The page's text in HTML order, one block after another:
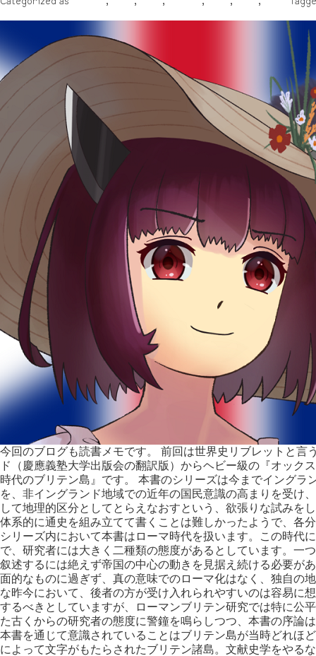
今回のブログも読書メモです。 前回は世界史リブレットと言
ド（慶應義塾大学出版会の翻訳版）からヘビー級の『オッ
時代のブリテン島』です。 本書のシリーズは今までイングラ
を、非イングランド地域での近年の国民意識の高まりを受け
して地理的区分としてとらえなおすという、欲張りな試みを
体系的に通史を組み立てて書くことは難しかったようで、各
シリーズ内において本書はローマ時代を扱います。この時代
で、研究者には大きく二種類の態度があるとしています。一
叙述するには絶えず帝国の中心の動きを見据え続ける必要が
面的なものに過ぎず、真の意味でのローマ化はなく、独自の
な昨今において、後者の方が受け入れられやすいのは容易に
するべきとしていますが、ローマンブリテン研究では特に公
た古くからの研究者の態度に警鐘を鳴らしつつ、本書の序論
本書を通じて意識されていることはブリテン島が当時どれほ
によって文字がもたらされたブリテン諸島。文献史学をやる